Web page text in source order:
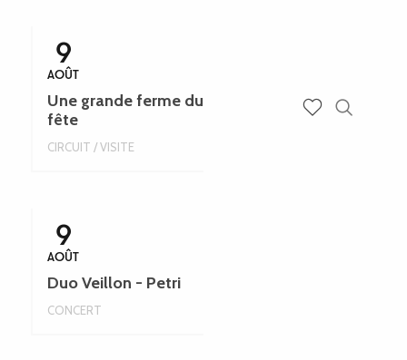
9
AOÛT
Une grande ferme du Trégor - Léguer en
fête
CIRCUIT / VISITE
9
AOÛT
Duo Veillon - Petri
CONCERT